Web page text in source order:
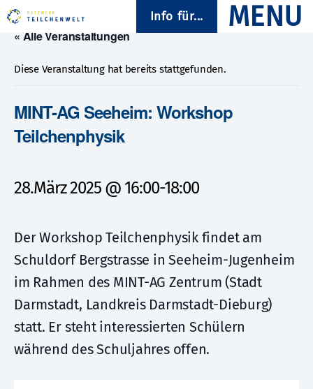
Info für...
« Alle Veranstaltungen
Diese Veranstaltung hat bereits stattgefunden.
MINT-AG Seeheim: Workshop
Teilchenphysik
28.März 2025 @ 16:00-18:00
Der Workshop Teilchenphysik findet am
Schuldorf Bergstrasse in Seeheim-Jugenheim
im Rahmen des MINT-AG Zentrum (Stadt
Darmstadt, Landkreis Darmstadt-Dieburg)
statt. Er steht interessierten Schülern
während des Schuljahres offen.